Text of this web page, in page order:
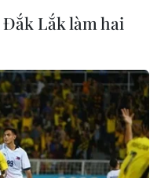
Đắk Lắk làm hai